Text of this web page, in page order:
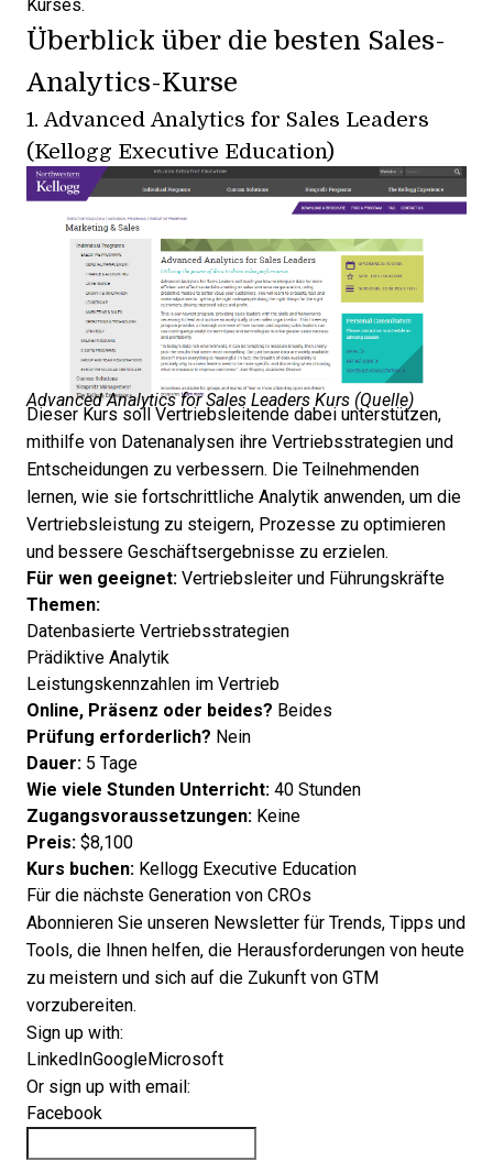
Kurses.
Überblick über die besten Sales-
Analytics-Kurse
1.Advanced Analytics for Sales Leaders
(Kellogg Executive Education)
Advanced Analytics for Sales Leaders Kurs (Quelle)
Dieser Kurs soll Vertriebsleitende dabei unterstützen,
mithilfe von Datenanalysen ihre Vertriebsstrategien und
Entscheidungen zu verbessern. Die Teilnehmenden
lernen, wie sie fortschrittliche Analytik anwenden, um die
Vertriebsleistung zu steigern, Prozesse zu optimieren
und bessere Geschäftsergebnisse zu erzielen.
Für wen geeignet: Vertriebsleiter und Führungskräfte
Themen:
Datenbasierte Vertriebsstrategien
Prädiktive Analytik
Leistungskennzahlen im Vertrieb
Online, Präsenz oder beides? Beides
Prüfung erforderlich? Nein
Dauer: 5 Tage
Wie viele Stunden Unterricht: 40 Stunden
Zugangsvoraussetzungen: Keine
Preis: $8,100
Kurs buchen: Kellogg Executive Education
Für die nächste Generation von CROs
Abonnieren Sie unseren Newsletter für Trends, Tipps und
Tools, die Ihnen helfen, die Herausforderungen von heute
zu meistern und sich auf die Zukunft von GTM
vorzubereiten.
Sign up with:
LinkedInGoogleMicrosoft
Or sign up with email:
Facebook